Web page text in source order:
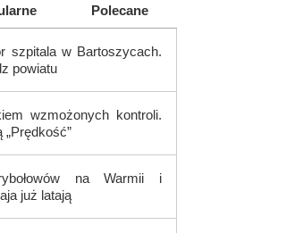
Polecane
szpitala w Bartoszycach.
powiatu
wzmożonych kontroli.
na Warmii i
już latają